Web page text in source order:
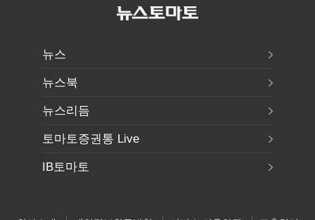
부과
뉴스
뉴스북
뉴스리듬
토마토증권통 Live
IB토마토